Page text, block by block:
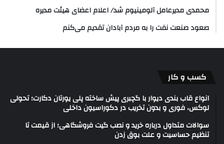
محمدی مدیرعامل آلومینیوم شد/ اعلام اعضای هیئت‌ مدیره
صعود صنعت نفت را به مردم آبادان تقدیم می‌کنم
کسب و کار
انواع قاب بندی دیوار با گچبری پیش ساخته پلی یورتان دکارت؛ تحولی
لوکس، فوری و بدون تخریب در دکوراسیون داخلی
سوالات متداول درباره خرید و نصب گیت فروشگاهی؛ از قیمت تا
تنظیم حساسیت و علت بوق زدن